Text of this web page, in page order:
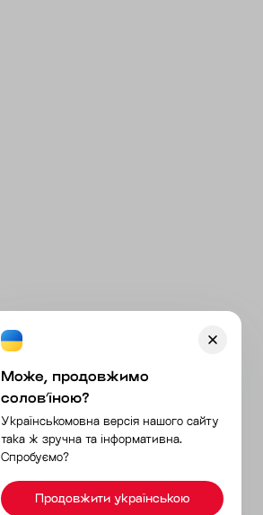
Може, продовжимо
соловʼїною?
Українськомовна версія нашого сайту
така ж зручна та інформативна.
Спробуємо?
Продовжити українською